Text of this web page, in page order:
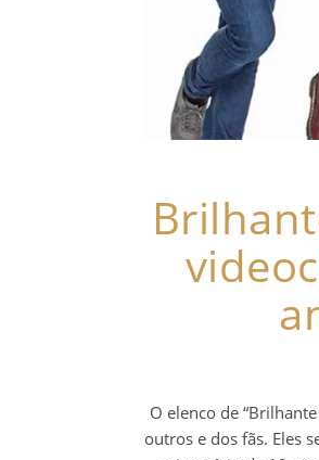
O elenco de
outros e dos fãs. Eles